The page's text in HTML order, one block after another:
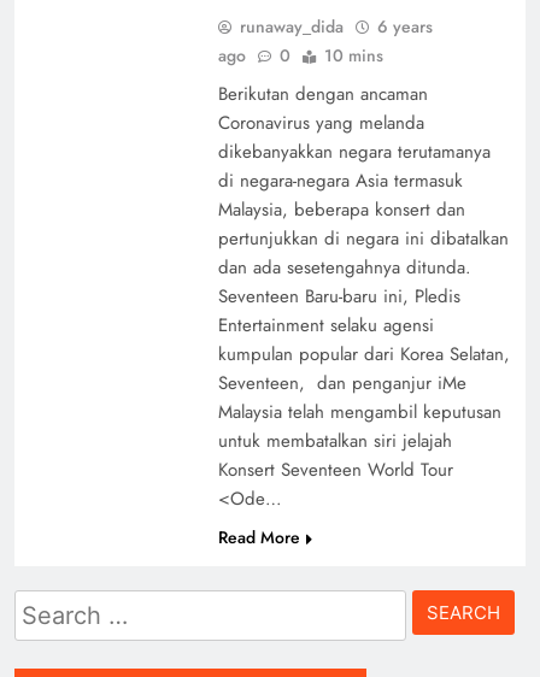
runaway_dida
6 years
ago
0 10 mins
Berikutan dengan ancaman
Coronavirus yang melanda
dikebanyakkan negara terutamanya
di negara-negara Asia termasuk
Malaysia, beberapa konsert dan
pertunjukkan di negara ini dibatalkan
dan ada sesetengahnya ditunda.
Seventeen Baru-baru ini, Pledis
Entertainment selaku agensi
kumpulan popular dari Korea Selatan,
Seventeen, dan penganjur iMe
Malaysia telah mengambil keputusan
untuk membatalkan siri jelajah
Konsert Seventeen World Tour
<Ode…
Read More
Search
for: